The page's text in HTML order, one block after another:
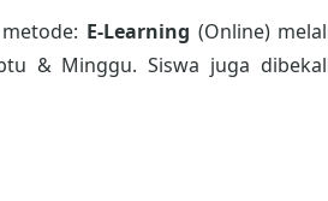
E-Learning (Online)
& Minggu. Siswa juga